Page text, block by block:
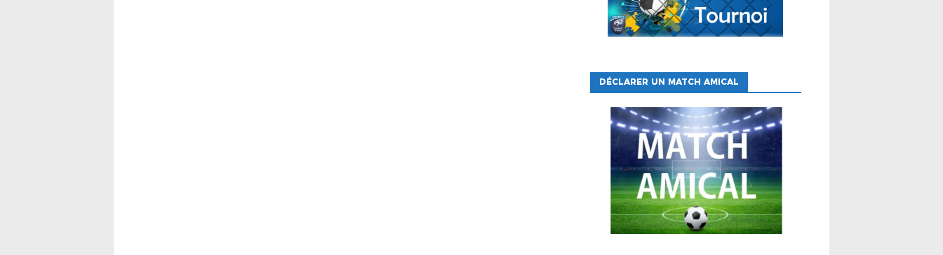
DÉCLARER UN MATCH AMICAL